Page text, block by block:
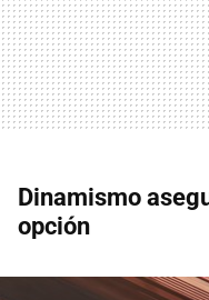
Dinamismo
opción